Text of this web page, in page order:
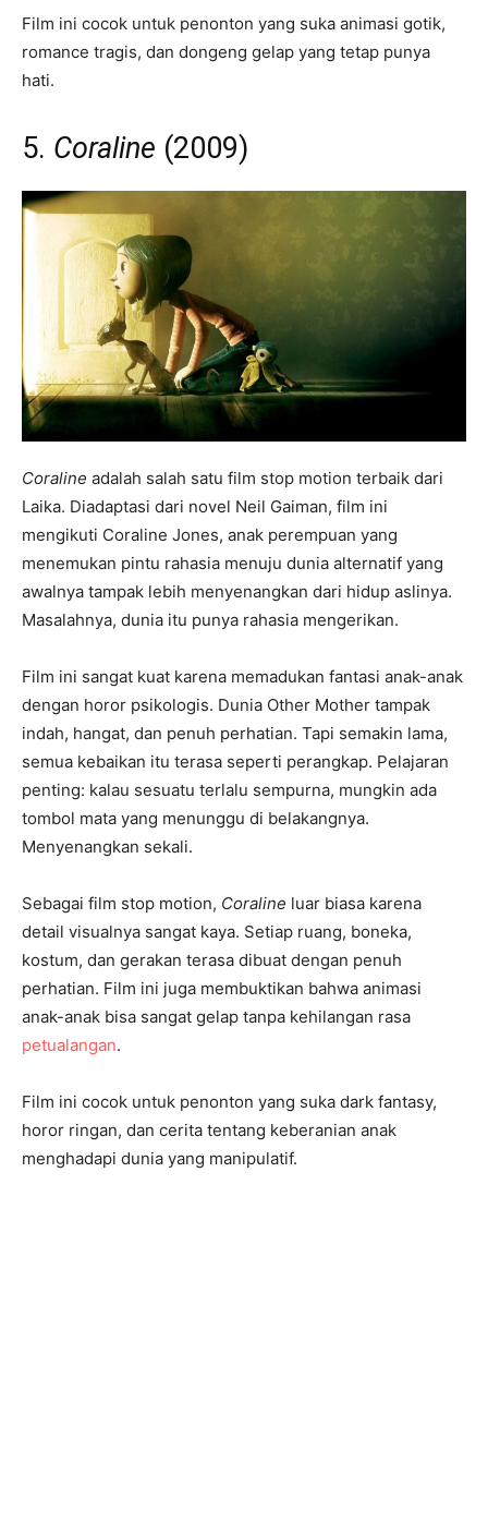
Film ini cocok untuk penonton yang suka animasi gotik,
romance tragis, dan dongeng gelap yang tetap punya
hati.
5. Coraline (2009)
Coraline adalah salah satu film stop motion terbaik dari
Laika. Diadaptasi dari novel Neil Gaiman, film ini
mengikuti Coraline Jones, anak perempuan yang
menemukan pintu rahasia menuju dunia alternatif yang
awalnya tampak lebih menyenangkan dari hidup aslinya.
Masalahnya, dunia itu punya rahasia mengerikan.
Film ini sangat kuat karena memadukan fantasi anak-anak
dengan horor psikologis. Dunia Other Mother tampak
indah, hangat, dan penuh perhatian. Tapi semakin lama,
semua kebaikan itu terasa seperti perangkap. Pelajaran
penting: kalau sesuatu terlalu sempurna, mungkin ada
tombol mata yang menunggu di belakangnya.
Menyenangkan sekali.
Sebagai film stop motion, Coraline luar biasa karena
detail visualnya sangat kaya. Setiap ruang, boneka,
kostum, dan gerakan terasa dibuat dengan penuh
perhatian. Film ini juga membuktikan bahwa animasi
anak-anak bisa sangat gelap tanpa kehilangan rasa
petualangan.
Film ini cocok untuk penonton yang suka dark fantasy,
horor ringan, dan cerita tentang keberanian anak
menghadapi dunia yang manipulatif.